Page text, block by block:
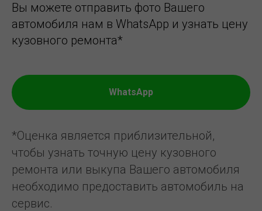
Вы можете отправить фото Вашего
автомобиля нам в WhatsApp и узнать цену
кузовного ремонта*
WhatsApp
*Оценка является приблизительной,
чтобы узнать точную цену кузовного
ремонта или выкупа Вашего автомобиля
необходимо предоставить автомобиль на
сервис.